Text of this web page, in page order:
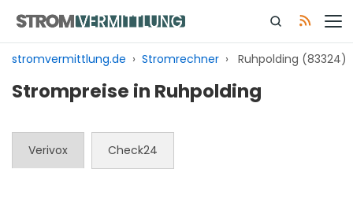
Inhalt
springen
stromvermittlung.de › Stromrechner › Ruhpolding (83324)
Strompreise in Ruhpolding
Verivox Check24